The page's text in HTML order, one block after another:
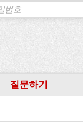
질문하기